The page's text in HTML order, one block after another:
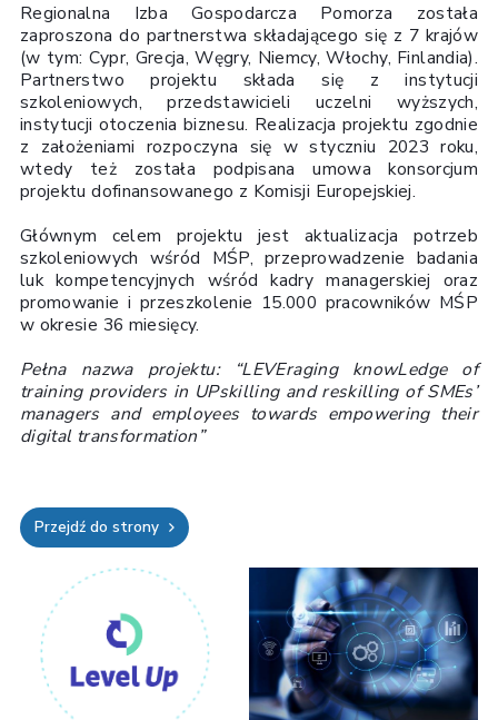
Regionalna Izba Gospodarcza Pomorza została
zaproszona do partnerstwa składającego się z 7 krajów
(w tym: Cypr, Grecja, Węgry, Niemcy, Włochy, Finlandia).
Partnerstwo projektu składa się z instytucji
szkoleniowych, przedstawicieli uczelni wyższych,
instytucji otoczenia biznesu. Realizacja projektu zgodnie
z założeniami rozpoczyna się w styczniu 2023 roku,
wtedy też została podpisana umowa konsorcjum
projektu dofinansowanego z Komisji Europejskiej.
Głównym celem projektu jest aktualizacja potrzeb
szkoleniowych wśród MŚP, przeprowadzenie badania
luk kompetencyjnych wśród kadry managerskiej oraz
promowanie i przeszkolenie 15.000 pracowników MŚP
w okresie 36 miesięcy.
Pełna nazwa projektu: “LEVEraging knowLedge of
training providers in UPskilling and reskilling of SMEs’
managers and employees towards empowering their
digital transformation”
Przejdź do strony